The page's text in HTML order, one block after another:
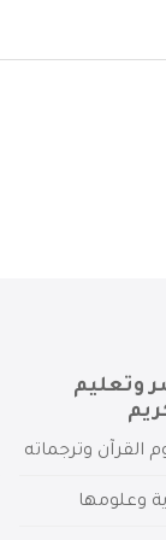
وتعليم
القرآن وترجماته
وعلومها